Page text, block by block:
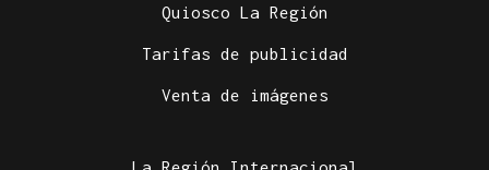
Quiosco La Región
Tarifas de publicidad
Venta de imágenes